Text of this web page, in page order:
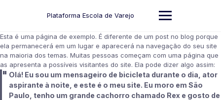
Plataforma Escola de Varejo
Esta é uma página de exemplo. É diferente de um post no blog porque
ela permanecerá em um lugar e aparecerá na navegação do seu site
na maioria dos temas. Muitas pessoas começam com uma página que
as apresenta a possíveis visitantes do site. Ela pode dizer algo assim:
Olá! Eu sou um mensageiro de bicicleta durante o dia, ator
aspirante à noite, e este é o meu site. Eu moro em São
Paulo, tenho um grande cachorro chamado Rex e gosto de